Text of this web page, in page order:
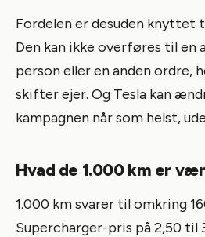
Fordelen er desuden knyttet
Den kan ikke overføres til en
person eller en anden ordre,
skifter ejer. Og Tesla kan
kampagnen når som helst,
Hvad de 1.000 km er
1.000 km svarer til omkring
Supercharger-pris på 2,50 til